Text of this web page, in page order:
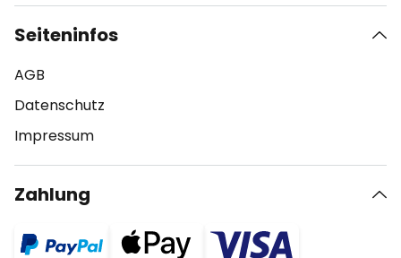
Seiteninfos
AGB
Datenschutz
Impressum
Zahlung